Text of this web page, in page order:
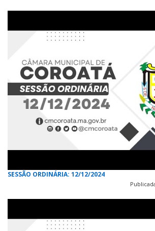
SESSÃO ORDINÁRIA: 12/12/2024